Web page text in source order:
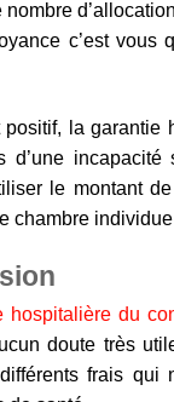
nombre
c’est
positif, la garantie
d’une
le montant
chambre
hospitalière du
doute très
frais qui